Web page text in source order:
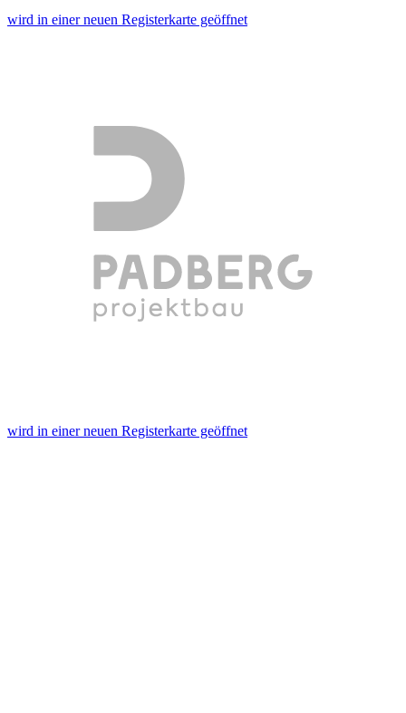
wird in einer neuen Registerkarte geöffnet
wird in einer neuen Registerkarte geöffnet